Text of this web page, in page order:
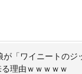
が「ワイニートのジ
理由ｗｗｗｗｗ